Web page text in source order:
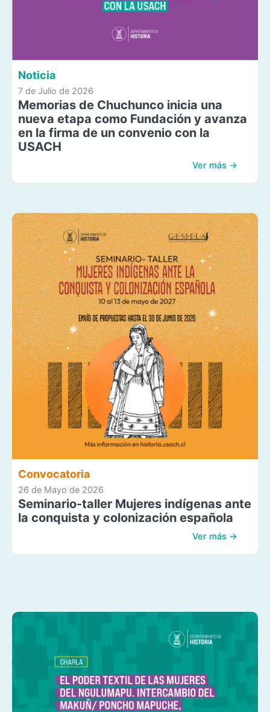
Noticia
7 de Julio de 2026
Memorias de Chuchunco inicia una
nueva etapa como Fundación y avanza
en la firma de un convenio con la
USACH
Ver más →
Convocatoria
26 de Mayo de 2026
Seminario-taller Mujeres indígenas ante
la conquista y colonización española
Ver más →